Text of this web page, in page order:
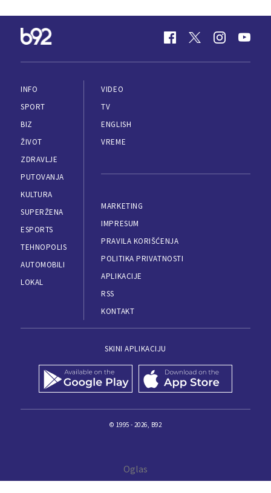
INFO
SPORT
BIZ
ŽIVOT
ZDRAVLJE
PUTOVANJA
KULTURA
SUPERŽENA
ESPORTS
TEHNOPOLIS
AUTOMOBILI
LOKAL
VIDEO
TV
ENGLISH
VREME
MARKETING
IMPRESUM
PRAVILA KORIŠĆENJA
POLITIKA PRIVATNOSTI
APLIKACIJE
RSS
KONTAKT
SKINI APLIKACIJU
© 1995 - 2026, B92